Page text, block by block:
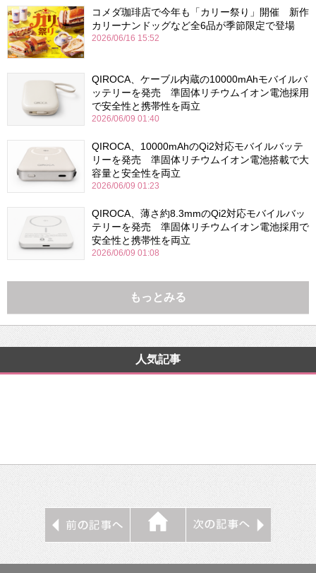
コメダ珈琲店で今年も「カリー祭り」開催 新作
カリーナンドッグなど全6品が季節限定で登場
2026/06/16 15:52
QIROCA、ケーブル内蔵の10000mAhモバイルバ
ッテリーを発売 準固体リチウムイオン電池採用
で安全性と携帯性を両立
2026/06/09 01:40
QIROCA、10000mAhのQi2対応モバイルバッテ
リーを発売 準固体リチウムイオン電池搭載で大
容量と安全性を両立
2026/06/09 01:23
QIROCA、薄さ約8.3mmのQi2対応モバイルバッ
テリーを発売 準固体リチウムイオン電池採用で
安全性と携帯性を両立
2026/06/09 01:08
もっとみる
人気記事